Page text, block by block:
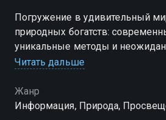
Погружение в удивительный
природных богатств:
уникальные методы и
о том, как человек использует
Читать дальше
Жанр
Информация, Природа,